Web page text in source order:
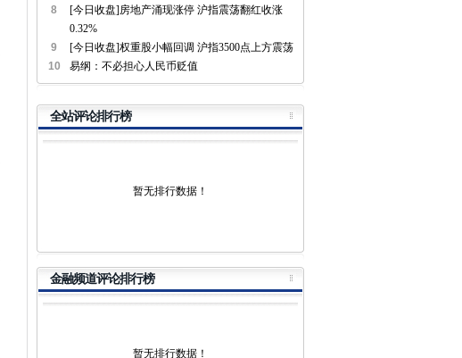
8
[今日收盘]房地产涌现涨停 沪指震荡翻红收涨
0.32%
9
[今日收盘]权重股小幅回调 沪指3500点上方震荡
10
易纲：不必担心人民币贬值
全站评论排行榜
暂无排行数据！
金融频道评论排行榜
暂无排行数据！